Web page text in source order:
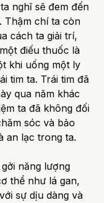
nghĩ sẽ đem đến
Thậm chí ta còn
cách ta giải trí,
điếu thuốc là
khi uống một ly
tim ta. Trái tim đã
qua năm khác
ta đã không đối
sóc và bảo
an lạc trong ta.
năng lượng
thể như lá gan,
sự dịu dàng và